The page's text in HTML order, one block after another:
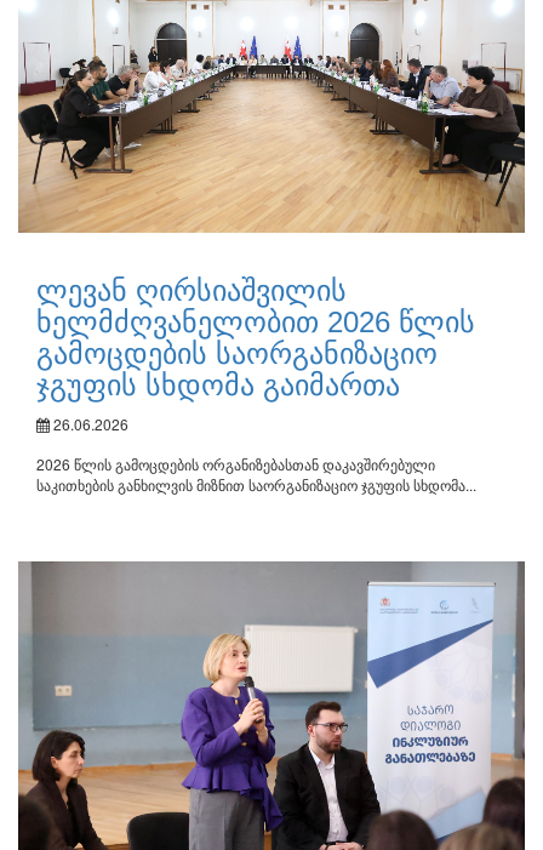
ლევან ღირსიაშვილის
ხელმძღვანელობით 2026 წლის
გამოცდების საორგანიზაციო
ჯგუფის სხდომა გაიმართა
26.06.2026
2026 წლის გამოცდების ორგანიზებასთან დაკავშირებული
საკითხების განხილვის მიზნით საორგანიზაციო ჯგუფის სხდომა...